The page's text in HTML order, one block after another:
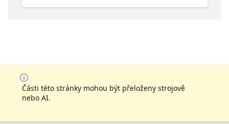
trabalho de colaboração e implantação Criar
Části této stránky mohou být přeloženy strojově
nebo AI.